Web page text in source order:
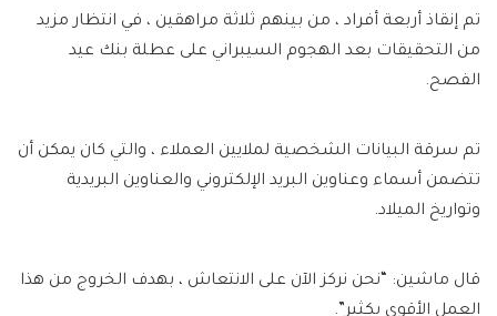
تم إنقاذ أربعة أفراد ، من بينهم ثلاثة مراهقين ، في انتظار مزيد
من التحقيقات بعد الهجوم السيبراني على عطلة بنك عيد
الفصح.
تم سرقة البيانات الشخصية لملايين العملاء ، والتي كان يمكن أن
تتضمن أسماء وعناوين البريد الإلكتروني والعناوين البريدية
وتواريخ الميلاد.
قال ماشين: “نحن نركز الآن على الانتعاش ، بهدف الخروج من هذا
العمل الأقوى بكثير”.